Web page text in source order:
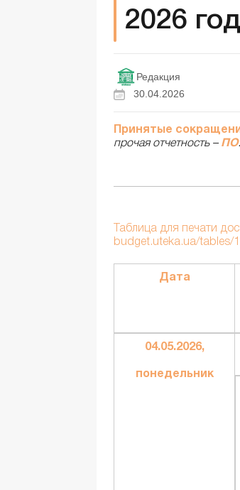
2026
Редакция
30.04.2026
Принятые
прочая отчетность – ПО.
Таблица для печати
budget.uteka.ua/tables/
Дата
04.05.2026,
понедельник